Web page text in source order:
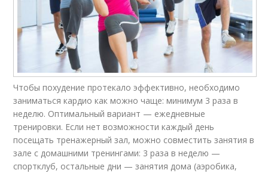
Чтобы похудение протекало эффективно, необходимо
заниматься кардио как можно чаще: минимум 3 раза в
неделю. Оптимальный вариант — ежедневные
тренировки. Если нет возможности каждый день
посещать тренажерный зал, можно совместить занятия в
зале с домашними тренингами: 3 раза в неделю —
спортклуб, остальные дни — занятия дома (аэробика,